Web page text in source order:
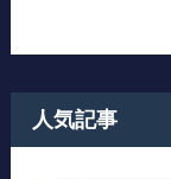
人気記事